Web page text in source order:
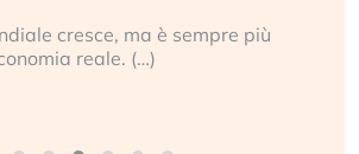
cresce, ma è sempre più
reale. (…)